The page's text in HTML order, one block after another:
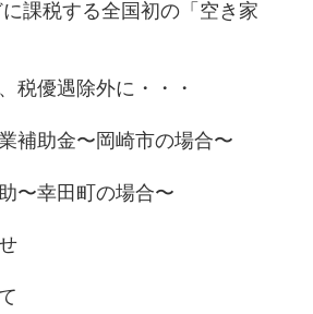
課税する全国初の「空き家
税優遇除外に・・・
補助金〜岡崎市の場合〜
〜幸田町の場合〜